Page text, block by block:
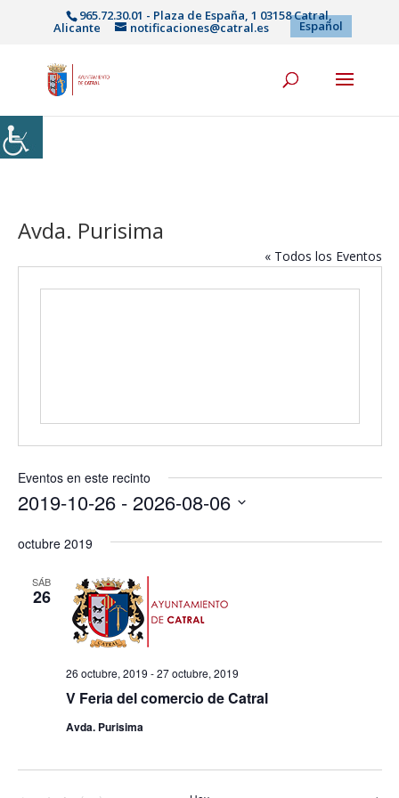
965.72.30.01 - Plaza de España, 1 03158 Catral,
Alicante notificaciones@catral.es Español
Avda. Purisima
« Todos los Eventos
Eventos en este recinto
2019-10-26 - 2026-08-06
la
octubre 2019
SÁB
26
V Feria del comercio de Catral
26 octubre, 2019 -27 octubre, 2019
Avda. Purisima